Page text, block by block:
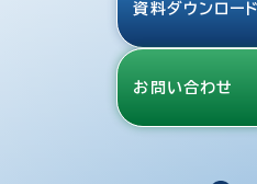
資料ダウンロード
お問い合わせ